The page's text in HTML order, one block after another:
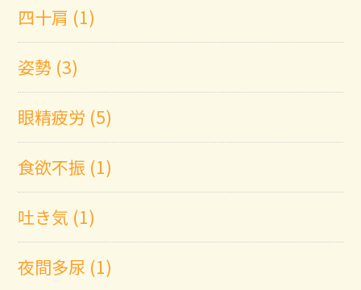
四十肩 (1)
姿勢 (3)
眼精疲労 (5)
食欲不振 (1)
吐き気 (1)
夜間多尿 (1)